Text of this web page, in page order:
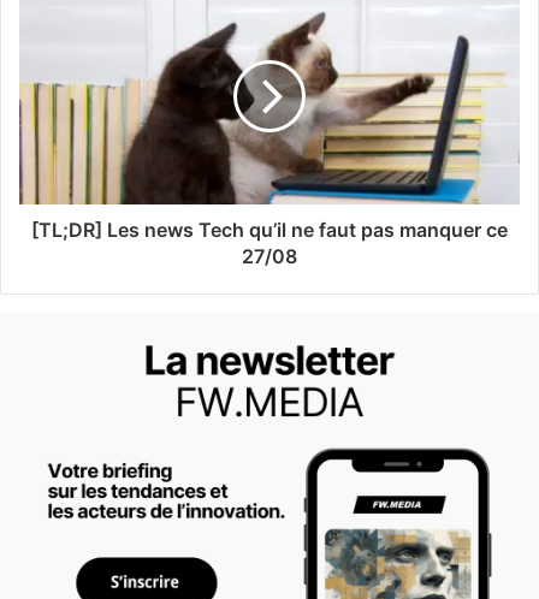
[TL;DR] Les news Tech qu’il ne faut pas manquer ce
27/08